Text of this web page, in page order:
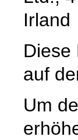
Irland
Diese
auf
Um